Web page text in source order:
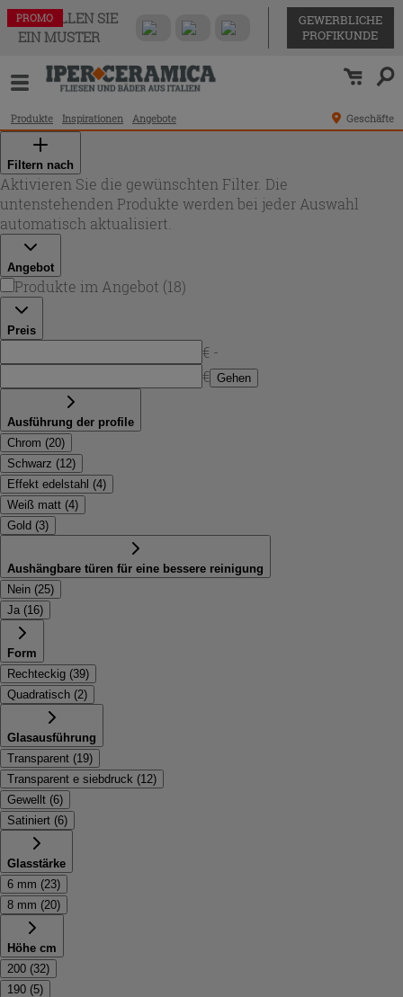
BESTELLEN SIE
EIN MUSTER
GEWERBLICHE
PROFIKUNDE
Produkte Inspirationen Angebote Geschäfte
Filtern nach
Aktivieren Sie die gewünschten Filter. Die
untenstehenden Produkte werden bei jeder Auswahl
automatisch aktualisiert.
Angebot
Produkte im Angebot (18)
Preis
€ -
€ Gehen
Ausführung der profile
Chrom (20)
Schwarz (12)
Effekt edelstahl (4)
Weiß matt (4)
Gold (3)
Aushängbare türen für eine bessere reinigung
Nein (25)
Ja (16)
Form
Rechteckig (39)
Quadratisch (2)
Glasausführung
Transparent (19)
Transparent e siebdruck (12)
Gewellt (6)
Satiniert (6)
Glasstärke
6 mm (23)
8 mm (20)
Höhe cm
200 (32)
190 (5)
PROMO
PROMO
PROMO
PROMO
PROMO
PROMO
PROMO
PROMO
PROMO
PROMO
PROMO
PROMO
PROMO
PROMO
PROMO
PROMO
PROMO
PROMO